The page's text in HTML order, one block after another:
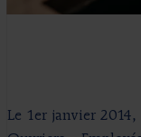
Le 1er janvier